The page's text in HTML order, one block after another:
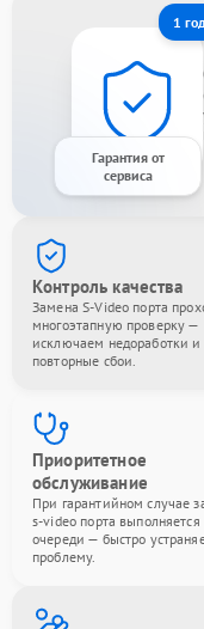
1 год
Гарантия от
сервиса
Контроль качества
Замена S-Video порта
многоэтапную проверку —
исключаем недоработки и
повторные сбои.
Приоритетное
обслуживание
При гарантийном случае
s-video порта выполняется
очереди — быстро
проблему.